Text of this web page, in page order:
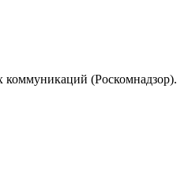
коммуникаций (Роскомнадзор).